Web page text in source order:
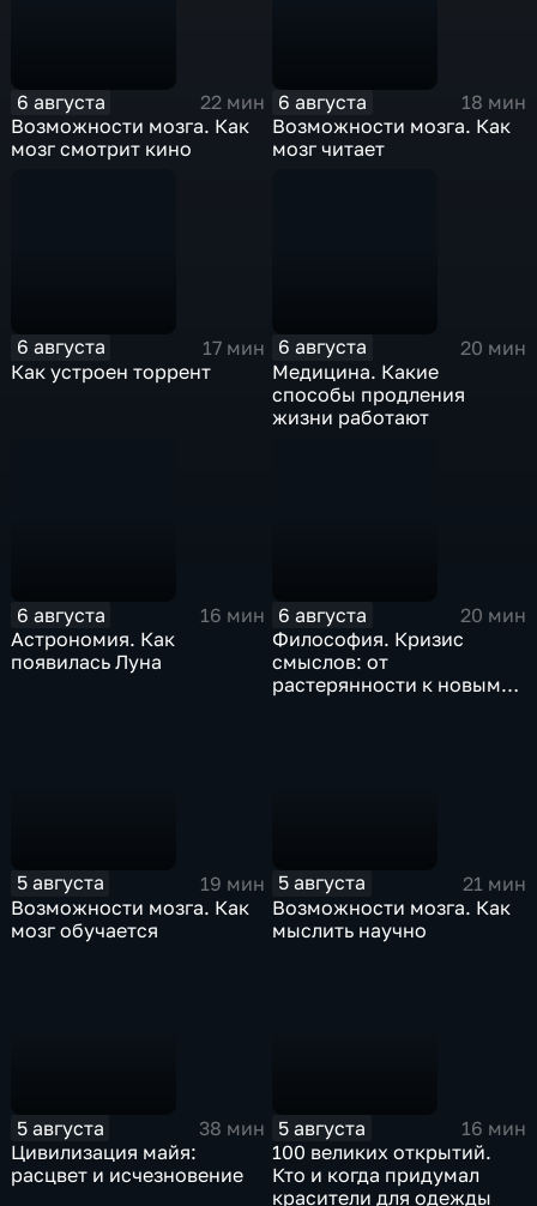
6 августа
22 мин
Возможности мозга. Как
мозг смотрит кино
6 августа
18 мин
Возможности мозга. Как
мозг читает
6 августа
17 мин
Как устроен торрент
6 августа
20 мин
Медицина. Какие
способы продления
жизни работают
6 августа
16 мин
Астрономия. Как
появилась Луна
6 августа
20 мин
Философия. Кризис
смыслов: от
растерянности к новым
5 августа
19 мин
Возможности мозга. Как
мозг обучается
5 августа
21 мин
Возможности мозга. Как
мыслить научно
5 августа
38 мин
Цивилизация майя:
расцвет и исчезновение
5 августа
16 мин
100 великих открытий.
Кто и когда придумал
красители для одежды